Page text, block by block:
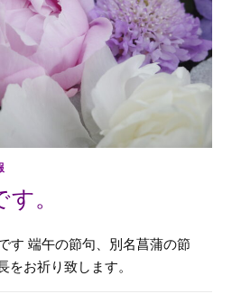
。
す 端午の節句、別名菖蒲の節
をお祈り致します。